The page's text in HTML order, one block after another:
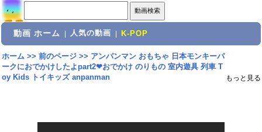
動画 ホーム 人気の動画 K-POP
ホーム>> 前のページ>> アンパンマン おもちゃ 日本モンキーパ
ークにおでかけしたよpart2❤おでかけ のりもの 室内遊具 列車 T
oy Kids トイキッズ anpanman
もっと見る